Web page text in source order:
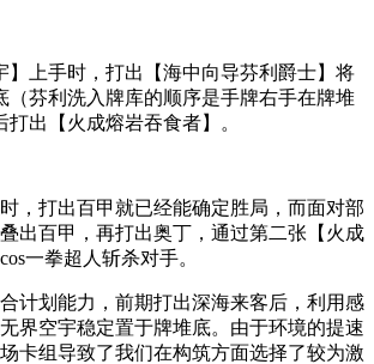
】上手时，打出【海中向导芬利爵士】将
（芬利洗入牌库的顺序是手牌右手在牌堆
打出【火成熔岩吞食者】。
，打出百甲就已经能确定胜局，而面对部
出百甲，再打出奥丁，通过第二张【火成
一拳超人斩杀对手。
计划能力，前期打出深海来客后，利用感
界空宇稳定置于牌堆底。由于环境的提速
卡组导致了我们在构筑方面选择了较为激